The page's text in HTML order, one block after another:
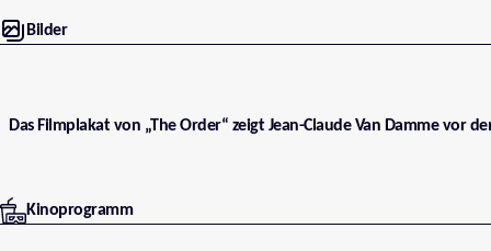
Bilder
Das Filmplakat von „The Order“ zeigt Jean-Claude Van Damme vor
Kinoprogramm